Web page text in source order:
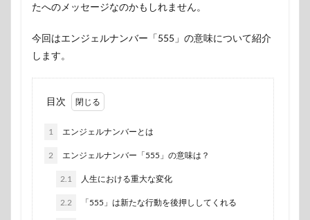
たへのメッセージなのかもしれません。
今回はエンジェルナンバー「555」の意味について紹介
します。
目次
1 エンジェルナンバーとは
2 エンジェルナンバー「555」の意味は？
2.1 人生における重大な変化
2.2 「555」は新たな行動を後押ししてくれる